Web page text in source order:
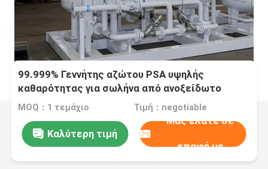
99.999% Γεννήτης αζώτου PSA υψηλής
καθαρότητας για σωλήνα από ανοξείδωτο
χάλυβα
MOQ：1 τεμάχιο Τιμή：negotiable
Καλύτερη τιμή
Μας ελάτε σε
επαφή με